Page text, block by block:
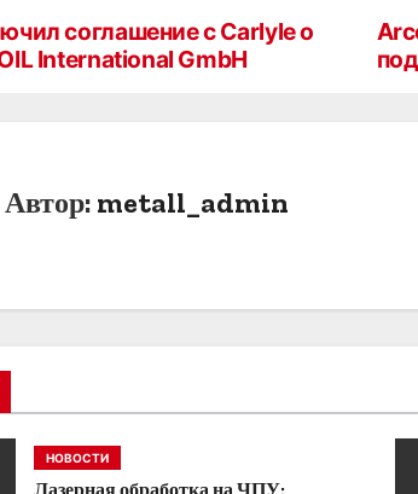
соглашение с Carlyle о
International GmbH
Автор: metall_admin
НОВОСТИ